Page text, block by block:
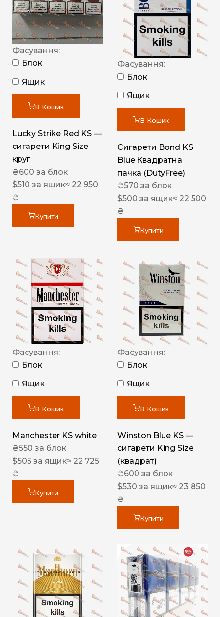
Фасування:
Блок
Ящик
В Кошик
Lucky Strike Red KS —
сигарети King Size
круг
₴600 за блок
$510 за ящик≈ 22 950
₴
Купити
Фасування:
Блок
Ящик
В Кошик
Сигарети Bond KS
Blue Квадратна
пачка (DutyFree)
₴570 за блок
$500 за ящик≈ 22 500
₴
Купити
Фасування:
Блок
Ящик
В Кошик
Manchester KS white
₴550 за блок
$505 за ящик≈ 22 725
₴
Купити
Фасування:
Блок
Ящик
В Кошик
Winston Blue KS —
сигарети King Size
(квадрат)
₴600 за блок
$530 за ящик≈ 23 850
₴
Купити